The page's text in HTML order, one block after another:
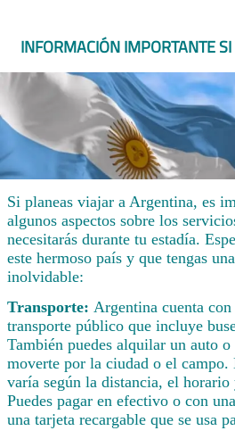
INFORMACIÓN IMPORTANTE
Si planeas viajar a Argentina, es
algunos aspectos sobre los
necesitarás durante tu estadía.
este hermoso país y que tengas
inolvidable:
Transporte: Argentina cuenta
transporte público que incluye
También puedes alquilar un auto
moverte por la ciudad o el campo.
varía según la distancia, el
Puedes pagar en efectivo o con
una tarjeta recargable que se usa